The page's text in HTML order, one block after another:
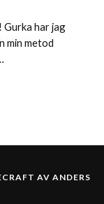
har jag
min metod
AV ANDERS